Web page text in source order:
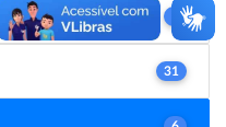
31